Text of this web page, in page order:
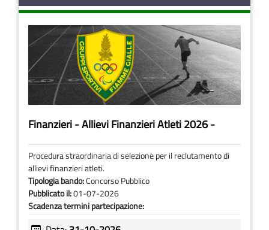
Finanzieri - Allievi Finanzieri Atleti 2026 -
Procedura straordinaria di selezione per il reclutamento di
allievi finanzieri atleti.
Tipologia bando:Concorso Pubblico
Pubblicato il:01-07-2026
Scadenza termini partecipazione: